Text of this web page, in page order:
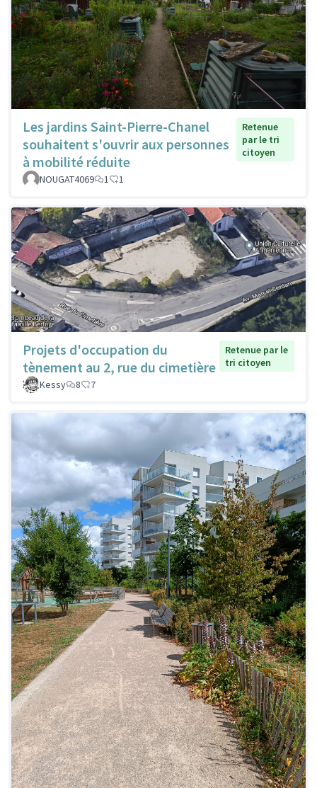
Les jardins Saint-Pierre-Chanel
souhaitent s'ouvrir aux personnes
à mobilité réduite
Retenue
par le tri
citoyen
NOUGAT4069 1 1
Projets d'occupation du
tènement au 2, rue du cimetière
Retenue par le
tri citoyen
Kessy
8 7